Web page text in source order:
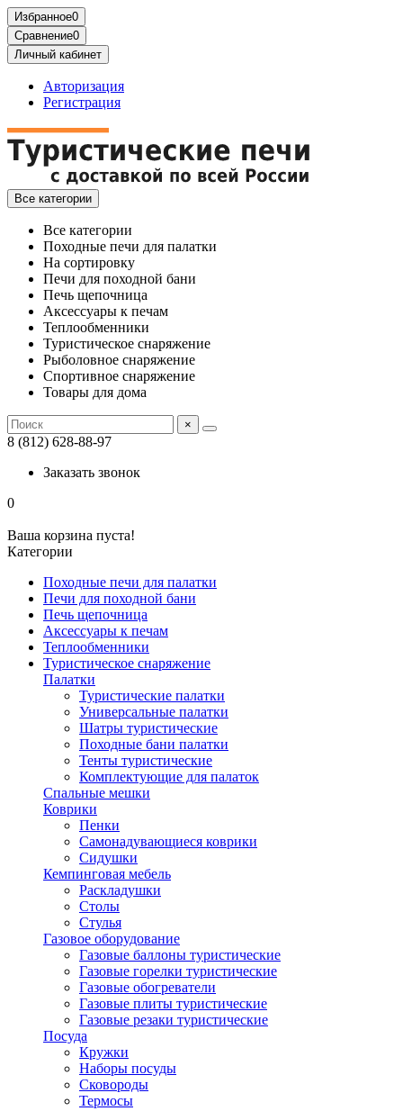
Избранное0
Сравнение0
Личный кабинет
Авторизация
Регистрация
Все категории
Все категории
Походные печи для палатки
На сортировку
Печи для походной бани
Печь щепочница
Аксессуары к печам
Теплообменники
Туристическое снаряжение
Рыболовное снаряжение
Спортивное снаряжение
Товары для дома
×
8 (812) 628-88-97
Заказать звонок
0
Ваша корзина пуста!
Категории
Походные печи для палатки
Печи для походной бани
Печь щепочница
Аксессуары к печам
Теплообменники
Туристическое снаряжение
Палатки
Туристические палатки
Универсальные палатки
Шатры туристические
Походные бани палатки
Тенты туристические
Комплектующие для палаток
Спальные мешки
Коврики
Пенки
Самонадувающиеся коврики
Сидушки
Кемпинговая мебель
Раскладушки
Столы
Стулья
Газовое оборудование
Газовые баллоны туристические
Газовые горелки туристические
Газовые обогреватели
Газовые плиты туристические
Газовые резаки туристические
Посуда
Кружки
Наборы посуды
Сковороды
Термосы